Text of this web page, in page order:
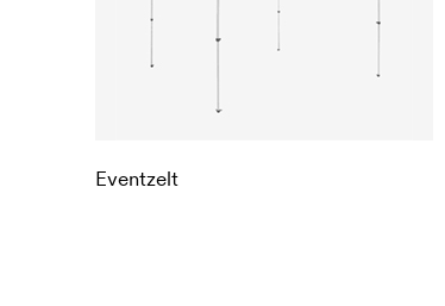
Eventzelt